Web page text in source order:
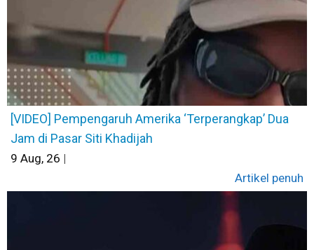
[VIDEO] Pempengaruh Amerika ‘Terperangkap’ Dua
Jam di Pasar Siti Khadijah
9 Aug, 26 |
Artikel penuh